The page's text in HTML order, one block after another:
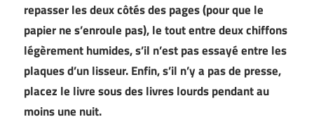
repasser les deux côtés des pages (pour que le
papier ne s’enroule pas), le tout entre deux chiffons
légèrement humides, s’il n’est pas essayé entre les
plaques d’un lisseur. Enfin, s’il n’y a pas de presse,
placez le livre sous des livres lourds pendant au
moins une nuit.